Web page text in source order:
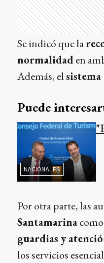
Se indicó que la
normalidaden
Además, el
Puede
NACIONALES
Por otra parte, las
Santamarina
guardias y
los servicios